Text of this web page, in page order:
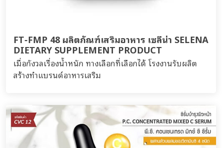
FT-FMP 48 ผลิตภัณฑ์เสริมอาหาร เซลีน่า SELENA
DIETARY SUPPLEMENT PRODUCT
เมื่อกังวลเรื่องน้ำหนัก ทางเลือกที่เลือกได้ โรงงานรับผลิต
สร้างทำแบรนด์อาหารเสริม